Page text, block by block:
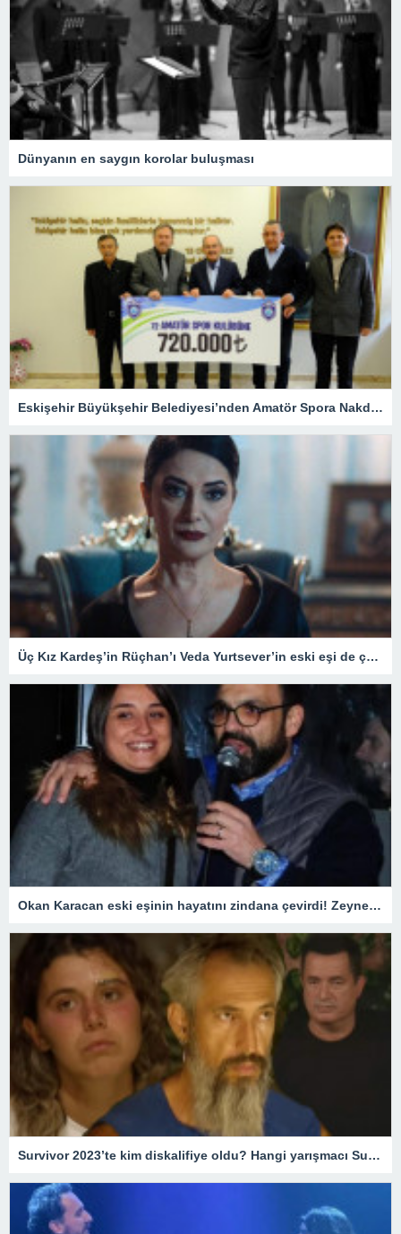
Dünyanın en saygın korolar buluşması
Eskişehir Büyükşehir Belediyesi’nden Amatör Spora Nakdi Destek
Üç Kız Kardeş’in Rüçhan’ı Veda Yurtsever’in eski eşi de çok ünlü çıktı! Meğer Güldür Güldür’ün yıldızıyla…
Okan Karacan eski eşinin hayatını zindana çevirdi! Zeynep Kadıoğlu savcılığa koştu: Beni tuzağa çekmeye çalışıyor
Survivor 2023’te kim diskalifiye oldu? Hangi yarışmacı Survivor’dan gönderildi? – Magazin Haberleri